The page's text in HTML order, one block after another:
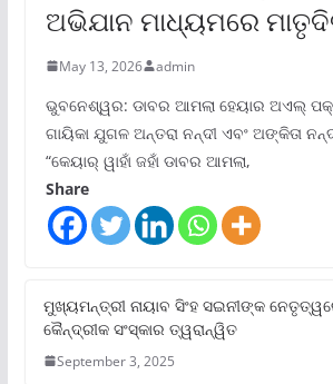
ଅଭିଯାନ ମାଧ୍ୟମରେ
May 13, 2026 admin
ଭୁବନେଶ୍ୱର: ଡାବର ଆମଲା ହେୟାର ଅଏଲ୍
ଗାୟିକା ଯୁଗଳ ଅନ୍ତରା ନନ୍ଦୀ ଏବଂ ଅଙ୍କିତା
“କେୟାର୍ ୱାହାଁ ଜହାଁ ଡାବର ଆମଲା,
Share
ମୁଖ୍ୟମନ୍ତ୍ରୀ ନାୟାବ ସିଂହ ସଇନୀଙ୍କ
କୈନ୍ଦ୍ରୀକ ସଂସ୍କାର ତ୍ୱରାନ୍ୱିତ
September 3, 2025